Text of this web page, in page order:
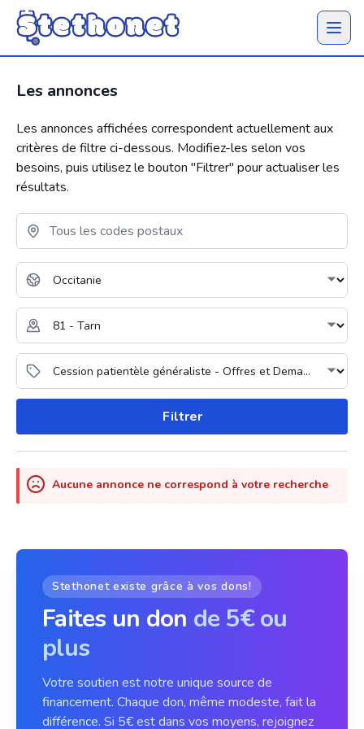
Ouvrir
Les annonces
Les annonces affichées correspondent actuellement aux
critères de filtre ci-dessous. Modifiez-les selon vos
besoins, puis utilisez le bouton "Filtrer" pour actualiser les
résultats.
Filtrer
Aucune annonce ne correspond à votre recherche
Stethonet existe grâce à vos dons!
Faites un don de 5€ ou
plus
Votre soutien est notre unique source de
financement. Chaque don, même modeste, fait la
différence. Si 5€ est dans vos moyens, rejoignez